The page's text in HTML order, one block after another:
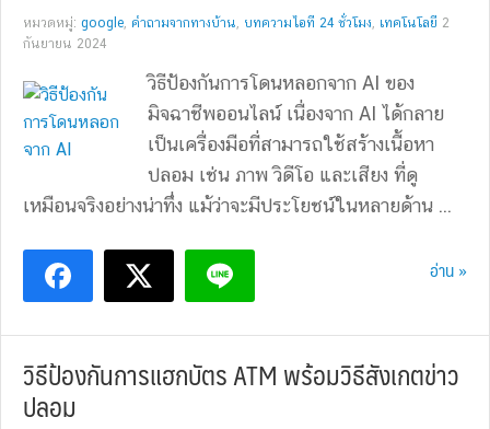
หมวดหมู่: google, คำถามจากทางบ้าน, บทความไอที 24 ชั่วโมง, เทคโนโลยี 2
กันยายน 2024
วิธีป้องกันการโดนหลอกจาก AI ของ
มิจฉาชีพออนไลน์ เนื่องจาก AI ได้กลาย
เป็นเครื่องมือที่สามารถใช้สร้างเนื้อหา
ปลอม เช่น ภาพ วิดีโอ และเสียง ที่ดู
เหมือนจริงอย่างน่าทึ่ง แม้ว่าจะมีประโยชน์ในหลายด้าน ...
อ่าน »
วิธีป้องกันการแฮกบัตร ATM พร้อมวิธีสังเกตข่าว
ปลอม